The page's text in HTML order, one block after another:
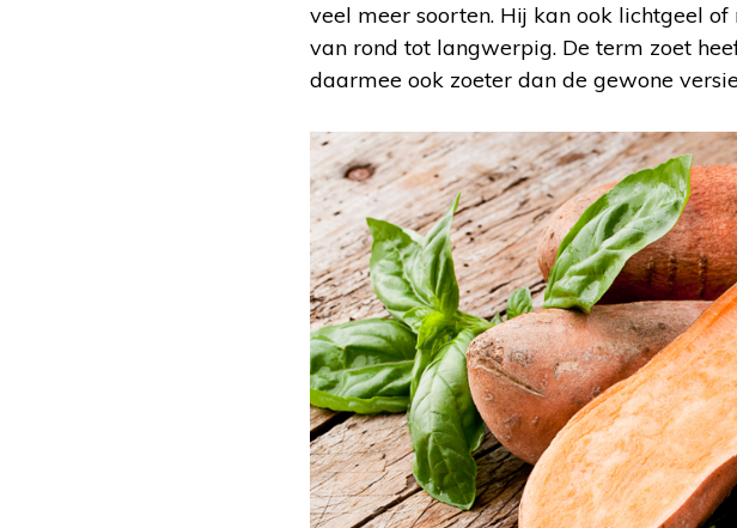
veel meer soorten. Hij kan ook lichtgeel
van rond tot langwerpig. De term zoet
daarmee ook zoeter dan de gewone